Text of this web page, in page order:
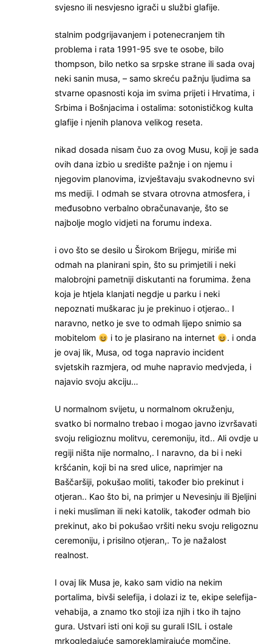
svjesno ili nesvjesno igrači u službi glafije.
stalnim podgrijavanjem i potenecranjem tih
problema i rata 1991-95 sve te osobe, bilo
thompson, bilo netko sa srpske strane ili sada ovaj
neki sanin musa, – samo skreću pažnju ljudima sa
stvarne opasnosti koja im svima prijeti i Hrvatima, i
Srbima i Bošnjacima i ostalima: sotonističkog kulta
glafije i njenih planova velikog reseta.
nikad dosada nisam čuo za ovog Musu, koji je sada
ovih dana izbio u središte pažnje i on njemu i
njegovim planovima, izvještavaju svakodnevno svi
ms mediji. I odmah se stvara otrovna atmosfera, i
međusobno verbalno obračunavanje, što se
najbolje moglo vidjeti na forumu indexa.
i ovo što se desilo u Širokom Brijegu, miriše mi
odmah na planirani spin, što su primjetili i neki
malobrojni pametniji diskutanti na forumima. žena
koja je htjela klanjati negdje u parku i neki
nepoznati muškarac ju je prekinuo i otjerao.. I
naravno, netko je sve to odmah lijepo snimio sa
mobitelom
i to je plasirano na internet
. i onda
je ovaj lik, Musa, od toga napravio incident
svjetskih razmjera, od muhe napravio medvjeda, i
najavio svoju akciju…
U normalnom svijetu, u normalnom okruženju,
svatko bi normalno trebao i mogao javno izvršavati
svoju religioznu molitvu, ceremoniju, itd.. Ali ovdje u
regiji ništa nije normalno,. I naravno, da bi i neki
kršćanin, koji bi na sred ulice, naprimjer na
Baščaršiji, pokušao moliti, također bio prekinut i
otjeran.. Kao što bi, na primjer u Nevesinju ili Bjeljini
i neki musliman ili neki katolik, također odmah bio
prekinut, ako bi pokušao vršiti neku svoju religoznu
ceremoniju, i prisilno otjeran,. To je nažalost
realnost.
I ovaj lik Musa je, kako sam vidio na nekim
portalima, bivši selefija, i dolazi iz te, ekipe selefija-
vehabija, a znamo tko stoji iza njih i tko ih tajno
gura. Ustvari isti oni koji su gurali ISIL i ostale
mrkogledajuće samoreklamirajuće momčine.